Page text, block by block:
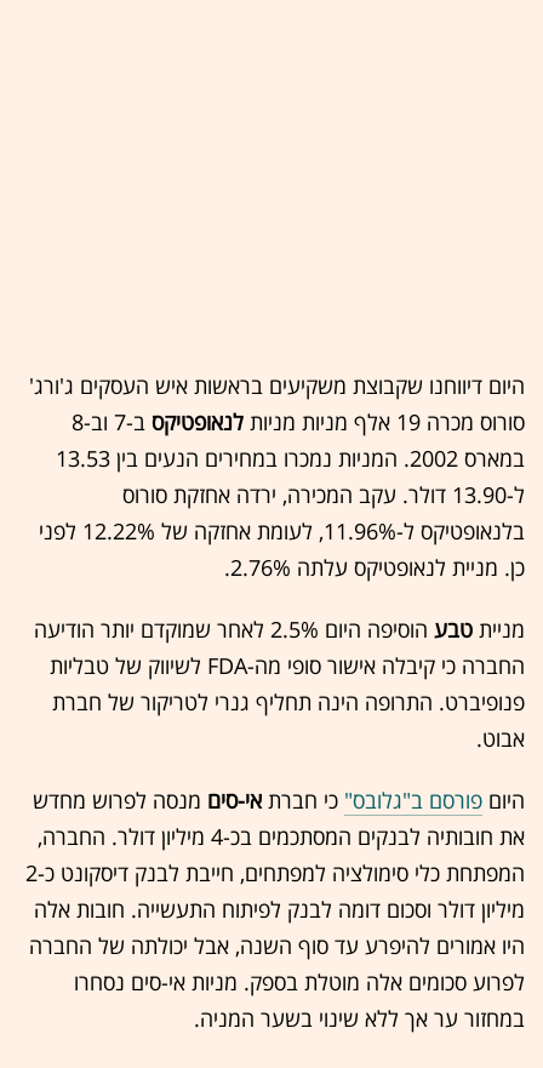
היום דיווחנו שקבוצת משקיעים בראשות איש העסקים ג'ורג'
סורוס מכרה 19 אלף מניות מניות
לנאופטיקס
ב-7 וב-8
במארס 2002. המניות נמכרו במחירים הנעים בין 13.53
ל-13.90 דולר. עקב המכירה, ירדה אחזקת סורוס
בלנאופטיקס ל-11.96%, לעומת אחזקה של 12.22% לפני
כן. מניית לנאופטיקס עלתה 2.76%.
מניית טבע
הוסיפה היום 2.5% לאחר שמוקדם יותר הודיעה
החברה כי קיבלה אישור סופי מה-FDA לשיווק של טבליות
פנופיברט. התרופה הינה תחליף גנרי לטריקור של חברת
אבוט.
היום פורסם ב"גלובס" כי חברת אי-סים מנסה לפרוש מחדש
את חובותיה לבנקים המסתכמים בכ-4 מיליון דולר. החברה,
המפתחת כלי סימולציה למפתחים, חייבת לבנק דיסקונט כ-2
מיליון דולר וסכום דומה לבנק לפיתוח התעשייה. חובות אלה
היו אמורים להיפרע עד סוף השנה, אבל יכולתה של החברה
לפרוע סכומים אלה מוטלת בספק. מניות אי-סים נסחרו
במחזור ער אך ללא שינוי בשער המניה.